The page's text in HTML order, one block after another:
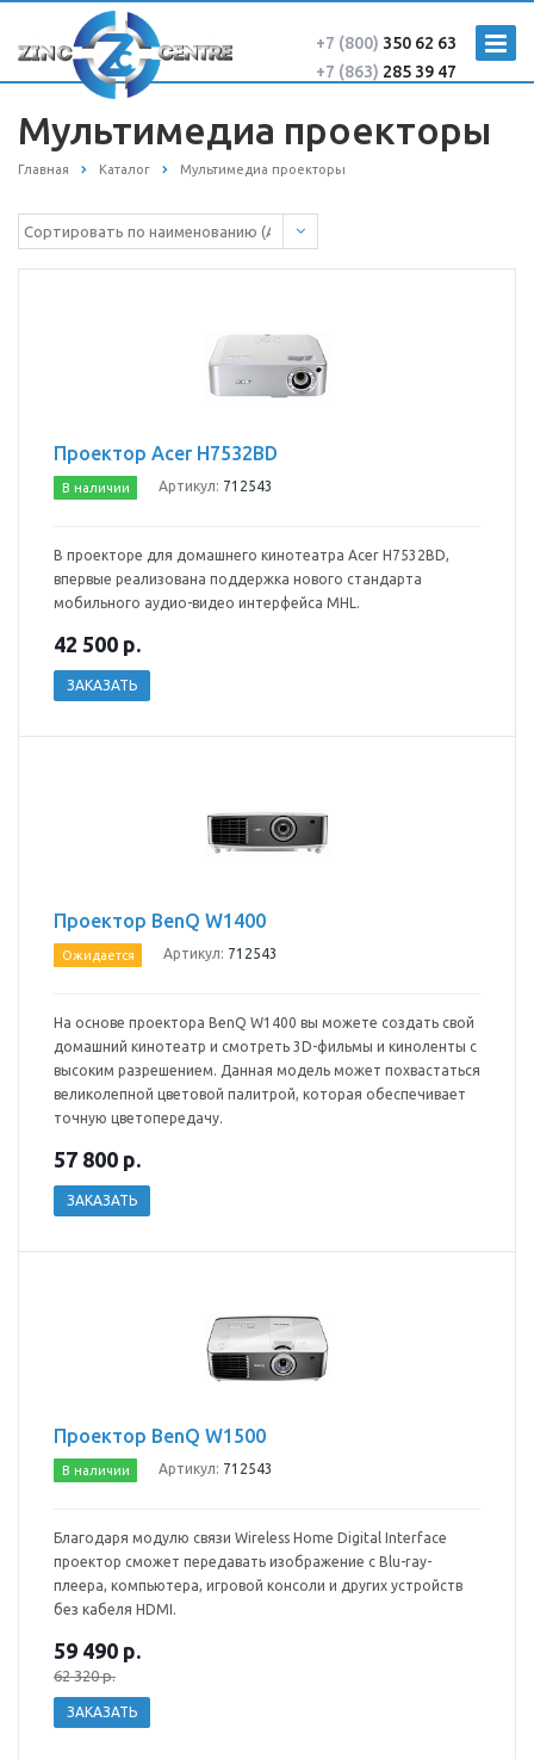
+7 (800) 350 62 63
+7 (863) 285 39 47
Мультимедиа проекторы
Главная Каталог Мультимедиа проекторы
Проектор Acer H7532BD
В наличии Артикул: 712543
В проекторе для домашнего кинотеатра Acer H7532BD,
впервые реализована поддержка нового стандарта
мобильного аудио-видео интерфейса MHL.
42 500 р.
ЗАКАЗАТЬ
Проектор BenQ W1400
Ожидается Артикул: 712543
На основе проектора BenQ W1400 вы можете создать свой
домашний кинотеатр и смотреть 3D-фильмы и киноленты с
высоким разрешением. Данная модель может похвастаться
великолепной цветовой палитрой, которая обеспечивает
точную цветопередачу.
57 800 р.
ЗАКАЗАТЬ
Проектор BenQ W1500
В наличии Артикул: 712543
Благодаря модулю связи Wireless Home Digital Interface
проектор сможет передавать изображение с Blu-ray-
плеера, компьютера, игровой консоли и других устройств
без кабеля HDMI.
59 490 р.
62 320 р.
ЗАКАЗАТЬ